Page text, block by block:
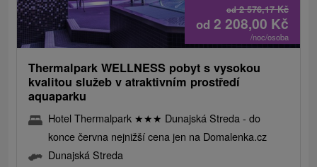
od2 576,17Kč
od 2 208,00 Kč
/noc/osoba
Thermalpark WELLNESS pobyt s vysokou
kvalitou služeb v atraktivním prostředí
aquaparku
Hotel Thermalpark ★★★ Dunajská Streda - do
konce června nejnižší cena jen na Domalenka.cz
Dunajská Streda